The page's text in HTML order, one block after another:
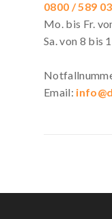
0800 / 589
Mo. bis Fr.
Sa. von 8 bis
Email: